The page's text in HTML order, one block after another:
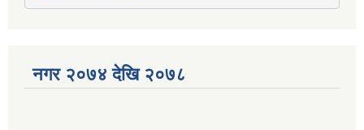
नगर २०७४ देखि २०७८